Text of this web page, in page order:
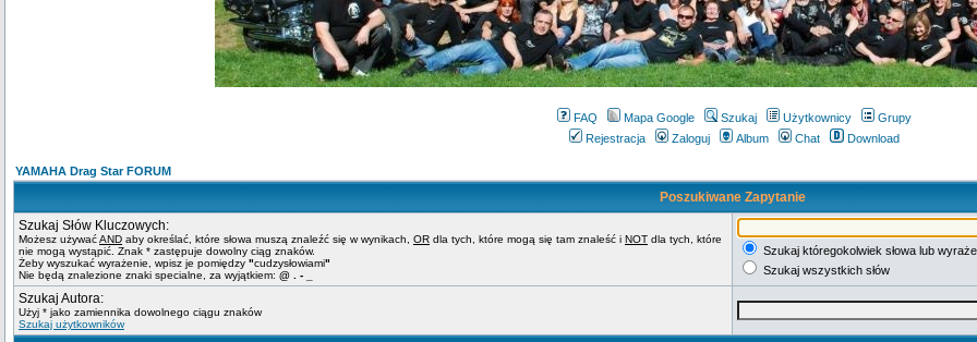
FAQ Mapa Google Szukaj Użytkownicy
Grupy
Rejestracja
Zaloguj Album Chat Download
YAMAHA Drag Star FORUM
Poszukiwane Zapytanie
Szukaj Słów Kluczowych:
Możesz używaćAND aby określać, które słowa muszą znaleźć się w wynikach, OR dla tych, które mogą się tam znaleść i NOT dla tych, które
nie mogą wystąpić. Znak * zastępuje dowolny ciąg znaków.
Żeby wyszukać wyrażenie, wpisz je pomiędzy "cudzysłowiami"
Nie będą znalezione znaki specialne, za wyjątkiem: @ . - _
Szukaj któregokolwiek słowa lub
Szukaj wszystkich słów
Szukaj Autora:
Użyj * jako zamiennika dowolnego ciągu znaków
Szukaj użytkowników